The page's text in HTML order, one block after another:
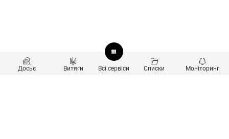
Досьє Витяги Всі сервіси Списки Моніторинг